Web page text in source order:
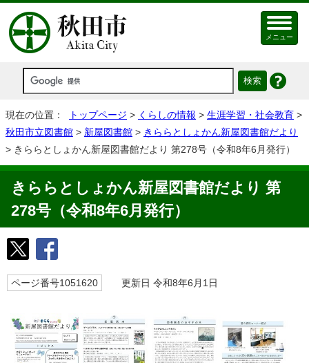
メニュー
現在の位置： トップページ > くらしの情報 > 生涯学習・社会教育 >
秋田市立図書館 > 新屋図書館 > きららとしょかん新屋図書館だより
> きららとしょかん新屋図書館だより 第278号（令和8年6月発行）
きららとしょかん新屋図書館だより 第
278号（令和8年6月発行）
ページ番号1051620 更新日 令和8年6月1日